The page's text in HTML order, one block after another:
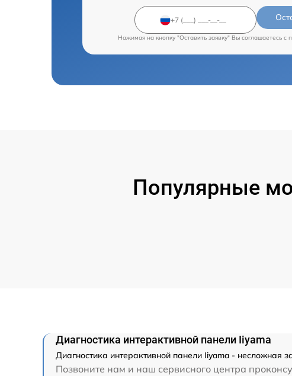
Нажимая на кнопку "Оставить заявку" Вы соглашаетесь c
Популярные
Диагностика интерактивной панели Iiyama
Диагностика интерактивной панели Iiyama - несложная
Позвоните нам и наш сервисного центра